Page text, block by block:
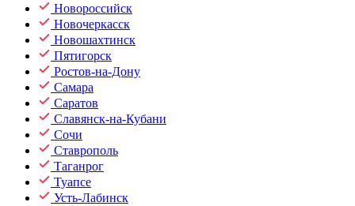
Новороссийск
Новочеркасск
Новошахтинск
Пятигорск
Ростов-на-Дону
Самара
Саратов
Славянск-на-Кубани
Сочи
Ставрополь
Таганрог
Туапсе
Усть-Лабинск